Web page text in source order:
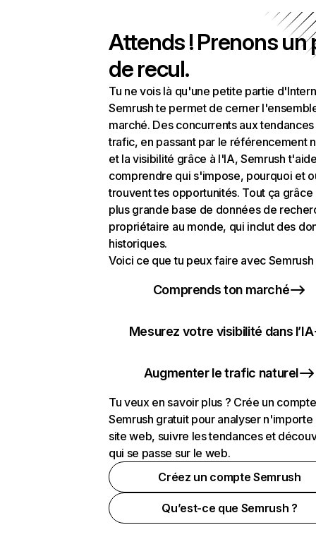
Attends ! Prenons un
de recul.
Tu ne vois là qu'une petite partie
Semrush te permet de cerner
marché. Des concurrents aux
trafic, en passant par le référencement
et la visibilité grâce à l'IA, Semrush
comprendre qui s'impose, pourquoi et
trouvent tes opportunités. Tout ça grâce
plus grande base de données de
propriétaire au monde, qui inclut des
historiques.
Voici ce que tu peux faire avec Semrush
Comprends ton marché
Mesurez votre visibilité dans l’IA
Augmenter le trafic naturel
Tu veux en savoir plus ? Crée un compte
Semrush gratuit pour analyser n'importe
site web, suivre les tendances et
qui se passe sur le web.
Créez un compte Semrush
Qu’est-ce que Semrush ?